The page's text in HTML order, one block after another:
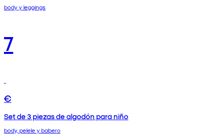
body y leggings
7
€
Set de 3 piezas de algodón para niño
body, pelele y babero